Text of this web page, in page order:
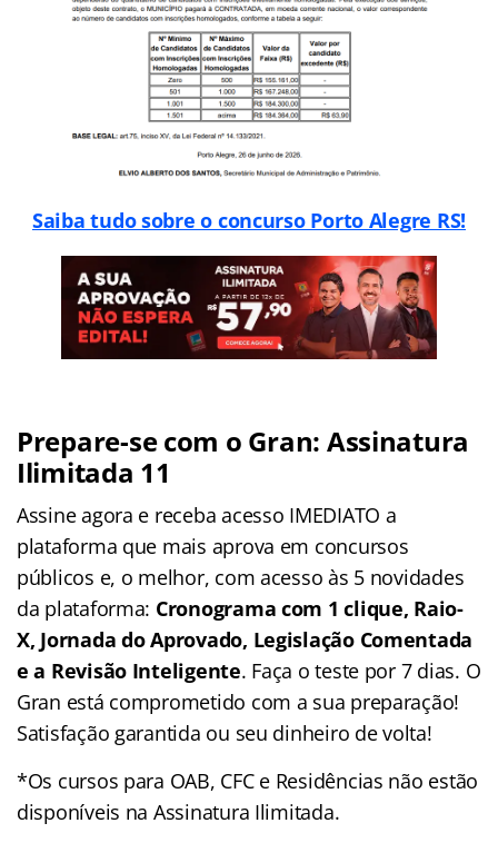
Saiba tudo sobre o concurso Porto Alegre RS!
Prepare-se com o Gran: Assinatura
Ilimitada 11
Assine agora e receba acesso IMEDIATO a
plataforma que mais aprova em concursos
públicos e, o melhor, com acesso às 5 novidades
da plataforma: Cronograma com 1 clique, Raio-
X, Jornada do Aprovado, Legislação Comentada
e a Revisão Inteligente. Faça o teste por 7 dias. O
Gran está comprometido com a sua preparação!
Satisfação garantida ou seu dinheiro de volta!
*Os cursos para OAB, CFC e Residências não estão
disponíveis na Assinatura Ilimitada.